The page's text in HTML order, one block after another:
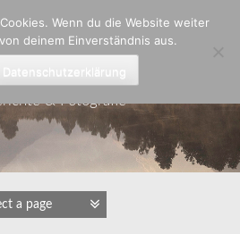
Padberg
& Fotografie
Wenn du die Website weiter
deinem Einverständnis aus.